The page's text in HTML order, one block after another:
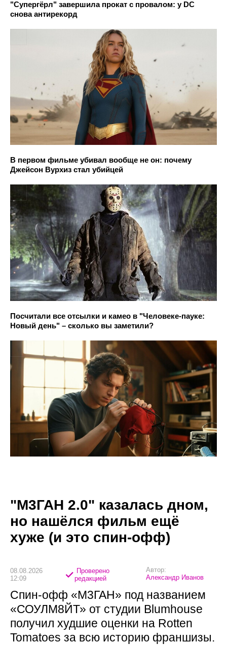
"Супергёрл" завершила прокат с провалом: у DC
снова антирекорд
В первом фильме убивал вообще не он: почему
Джейсон Вурхиз стал убийцей
Посчитали все отсылки и камео в "Человеке-пауке:
Новый день" – сколько вы заметили?
"М3ГАН 2.0" казалась дном,
но нашёлся фильм ещё
хуже (и это спин-офф)
08.08.2026
12:09
Проверено
редакцией
Автор:
Александр Иванов
Спин-офф «М3ГАН» под названием
«СОУЛМ8ЙТ» от студии Blumhouse
получил худшие оценки на Rotten
Tomatoes за всю историю франшизы.